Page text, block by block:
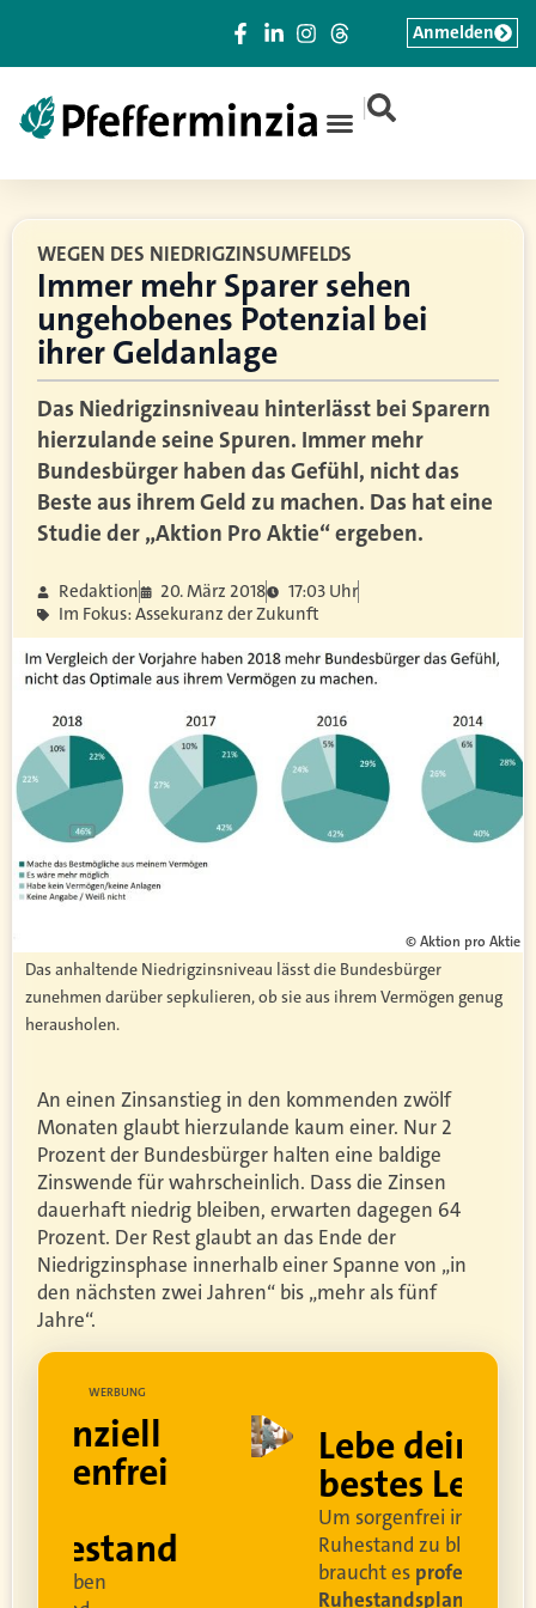
|
Anmelden
WEGEN DES NIEDRIGZINSUMFELDS
Immer mehr Sparer sehen
ungehobenes Potenzial bei
ihrer Geldanlage
Das Niedrigzinsniveau hinterlässt bei Sparern
hierzulande seine Spuren. Immer mehr
Bundesbürger haben das Gefühl, nicht das
Beste aus ihrem Geld zu machen. Das hat eine
Studie der „Aktion Pro Aktie“ ergeben.
Redaktion 20. März 2018
17:03 Uhr
Im Fokus: Assekuranz der Zukunft
© Aktion pro Aktie
Das anhaltende Niedrigzinsniveau lässt die Bundesbürger
zunehmen darüber sepkulieren, ob sie aus ihrem Vermögen genug
herausholen.
An einen Zinsanstieg in den kommenden zwölf
Monaten glaubt hierzulande kaum einer. Nur 2
Prozent der Bundesbürger halten eine baldige
Zinswende für wahrscheinlich. Dass die Zinsen
dauerhaft niedrig bleiben, erwarten dagegen 64
Prozent. Der Rest glaubt an das Ende der
Niedrigzinsphase innerhalb einer Spanne von „in
den nächsten zwei Jahren“ bis „mehr als fünf
Jahre“.
Lebe dein
bestes Leben
Um sorgenfrei in den
Ruhestand zu blicken,
professionelle
Ruhestandsplanung.